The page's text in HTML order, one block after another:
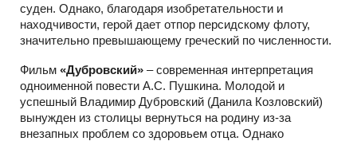
суден. Однако, благодаря изобретательности и
находчивости, герой дает отпор персидскому флоту,
значительно превышающему греческий по численности.
Фильм «Дубровский» – современная интерпретация
одноименной повести А.С. Пушкина. Молодой и
успешный Владимир Дубровский (Данила Козловский)
вынужден из столицы вернуться на родину из-за
внезапных проблем со здоровьем отца. Однако